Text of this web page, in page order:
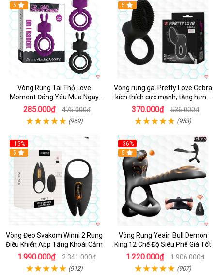
5
Vòng Rung Tai Thỏ Love
Moment Đáng Yêu Mua Ngay
Giá Tốt
285.000₫ 475.000₫
(969)
5
Vòng rung gai Pretty Love Cobra
kích thích cực mạnh, tăng hưng
phấn
370.000₫ 536.000₫
(953)
-15%
Hot
5
Vòng Đeo Svakom Winni 2 Rung
Điều Khiển App Tăng Khoái Cảm
1.990.000₫ 2.341.000₫
(912)
-36%
Hot
5
Vòng Rung Yeain Bull Demon
King 12 Chế Độ Siêu Phê Giá Tốt
1.220.000₫ 1.906.000₫
(907)